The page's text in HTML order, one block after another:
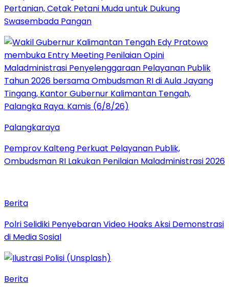
Pertanian, Cetak Petani Muda untuk Dukung
Swasembada Pangan
Palangkaraya
Pemprov Kalteng Perkuat Pelayanan Publik,
Ombudsman RI Lakukan Penilaian Maladministrasi 2026
Berita
Polri Selidiki Penyebaran Video Hoaks Aksi Demonstrasi
di Media Sosial
Berita